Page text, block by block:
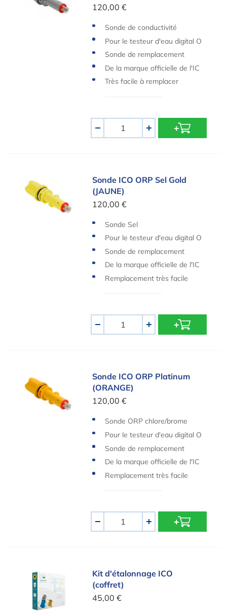
120,00 €
Sonde de conductivité
Pour le testeur d'eau digital O
ndilo ICO
Sonde de remplacement
De la marque officielle de l'IC
O
Très facile à remplacer
+
Sonde ICO ORP Sel Gold (JAUNE)
Sonde ICO ORP Sel Gold
(JAUNE)
120,00 €
Sonde Sel
Pour le testeur d'eau digital O
ndilo ICO
Sonde de remplacement
De la marque officielle de l'IC
O
Remplacement très facile
+
Sonde ICO ORP Platinum (ORANGE)
Sonde ICO ORP Platinum
(ORANGE)
120,00 €
Sonde ORP chlore/brome
Pour le testeur d'eau digital O
ndilo ICO
Sonde de remplacement
De la marque officielle de l'IC
O
Remplacement très facile
+
Kit d'étalonnage ICO (coffret)
Kit d'étalonnage ICO
(coffret)
45,00 €